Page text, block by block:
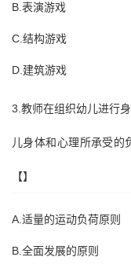
B.表演游戏
C.结构游戏
D.建筑游戏
3.教师在组织幼儿进行
儿身体和心理所承受的
【】
A.适量的运动负荷原则
B.全面发展的原则